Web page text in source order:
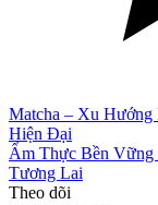
Matcha – Xu
Hiện Đại
Ẩm Thực Bền Vững
Tương Lai
Theo dõi